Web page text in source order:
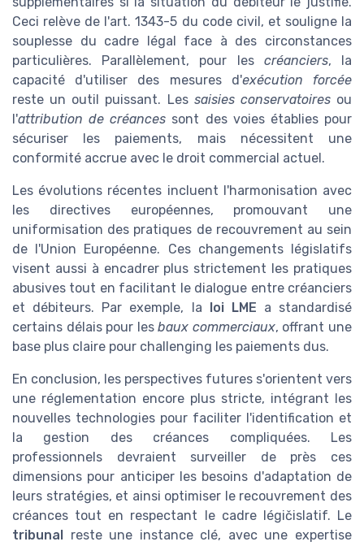
Ceci relève de l'art. 1343-5 du code civil, et souligne la
souplesse du cadre légal face à des circonstances
particulières. Parallèlement, pour les créanciers, la
capacité d'utiliser des mesures d'exécution forcée
reste un outil puissant. Les saisies conservatoiresou
l'attribution de créances sont des voies établies pour
sécuriser les paiements, mais nécessitent une
conformité accrue avec le droit commercial actuel.
Les évolutions récentes incluent l'harmonisation avec
les directives européennes, promouvant une
uniformisation des pratiques de recouvrement au sein
de l'Union Européenne. Ces changements législatifs
visent aussi à encadrer plus strictement les pratiques
abusives tout en facilitant le dialogue entre créanciers
et débiteurs. Par exemple, la
loi LME a standardisé
certains délais pour lesbaux commerciaux, offrant une
base plus claire pour challenging les paiements dus.
En conclusion, les perspectives futures s'orientent vers
une réglementation encore plus stricte, intégrant les
nouvelles technologies pour faciliter l'identification et
la gestion des créances compliquées. Les
professionnels devraient surveiller de près ces
dimensions pour anticiper les besoins d'adaptation de
leurs stratégies, et ainsi optimiser le recouvrement des
créances tout en respectant le cadre légičislatif. Le
tribunal
reste une instance clé, avec une expertise